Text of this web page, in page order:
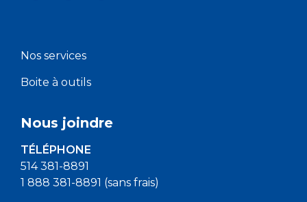
Nos services
Boite à outils
Nous joindre
TÉLÉPHONE
514 381-8891
1 888 381-8891 (sans frais)